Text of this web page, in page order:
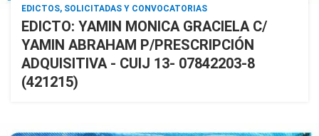
EDICTOS, SOLICITADAS Y CONVOCATORIAS
EDICTO: YAMIN MONICA GRACIELA C/
YAMIN ABRAHAM P/PRESCRIPCIÓN
ADQUISITIVA - CUIJ 13- 07842203-8
(421215)